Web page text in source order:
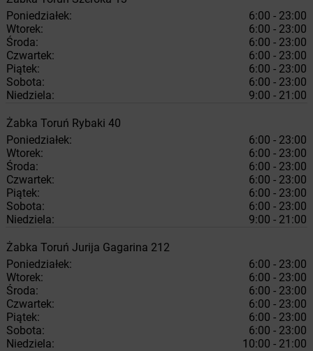
Poniedziałek:
6:00 - 23:00
Wtorek:
6:00 - 23:00
Środa:
6:00 - 23:00
Czwartek:
6:00 - 23:00
Piątek:
6:00 - 23:00
Sobota:
6:00 - 23:00
Niedziela:
9:00 - 21:00
Żabka Toruń Rybaki 40
Poniedziałek:
6:00 - 23:00
Wtorek:
6:00 - 23:00
Środa:
6:00 - 23:00
Czwartek:
6:00 - 23:00
Piątek:
6:00 - 23:00
Sobota:
6:00 - 23:00
Niedziela:
9:00 - 21:00
Żabka Toruń Jurija Gagarina 212
Poniedziałek:
6:00 - 23:00
Wtorek:
6:00 - 23:00
Środa:
6:00 - 23:00
Czwartek:
6:00 - 23:00
Piątek:
6:00 - 23:00
Sobota:
6:00 - 23:00
Niedziela:
10:00 - 21:00